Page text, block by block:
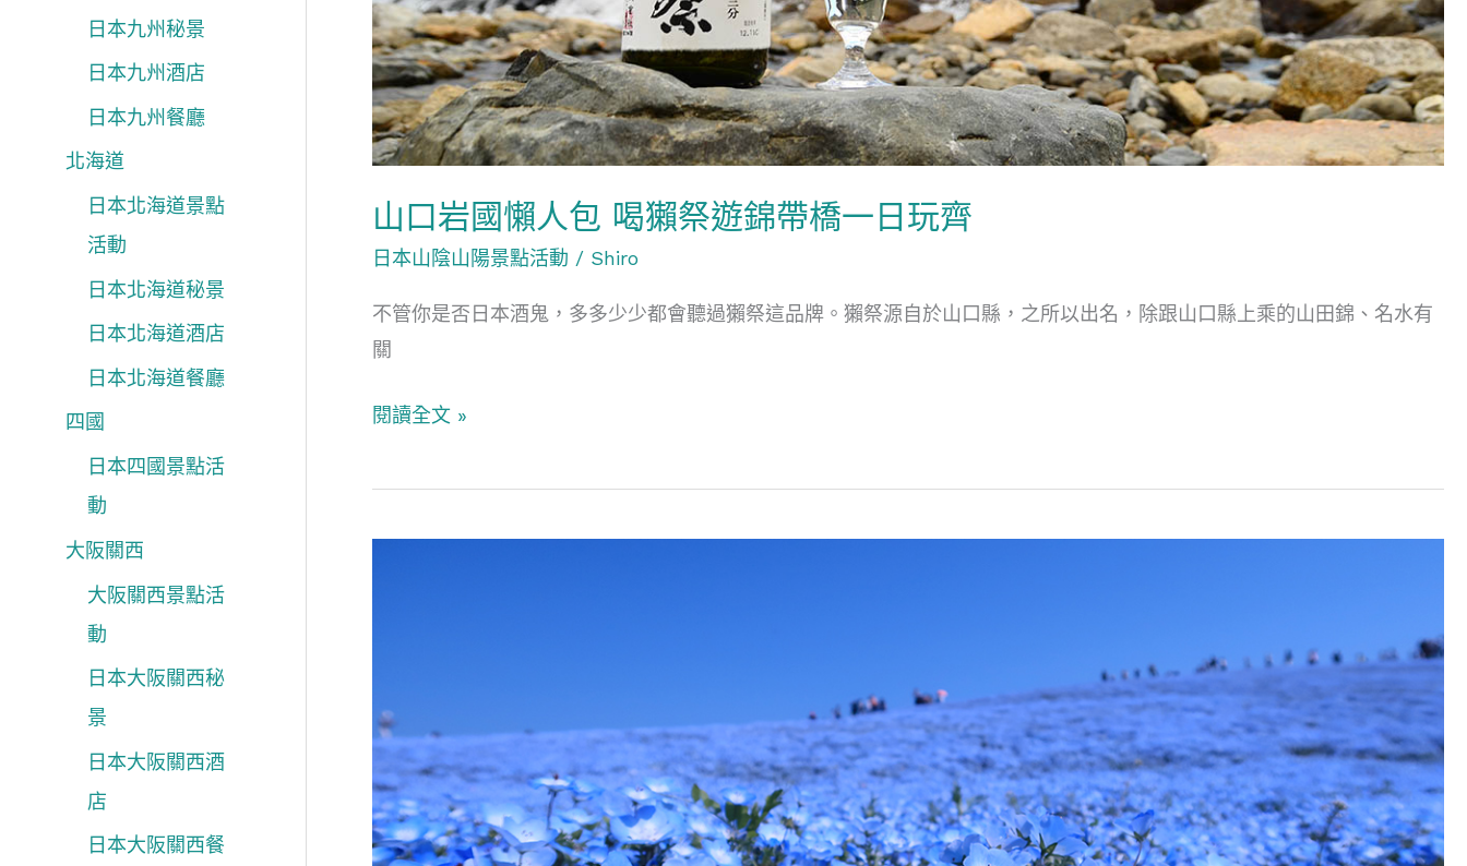
日本九州秘景
日本九州酒店
日本九州餐廳
北海道
日本北海道景點
活動
日本北海道秘景
日本北海道酒店
日本北海道餐廳
四國
日本四國景點活
動
大阪關西
大阪關西景點活
動
日本大阪關西秘
景
日本大阪關西酒
店
日本大阪關西餐
山口岩國懶人包 喝獺祭遊錦帶橋一日玩齊
日本山陰山陽景點活動 / Shiro
不管你是否日本酒鬼，多多少少都會聽過獺祭這品牌。獺祭源自於山口縣，之所以出名，除跟山口縣上乘的山田錦、名水有
關
帶
橋
一
日
玩
閱讀全文 »
花
筆
記
日